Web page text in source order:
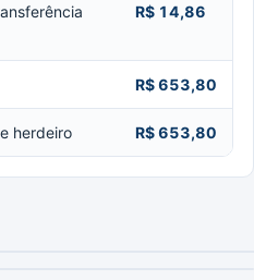
R$ 14,86
R$ 653,80
herdeiro R$ 653,80